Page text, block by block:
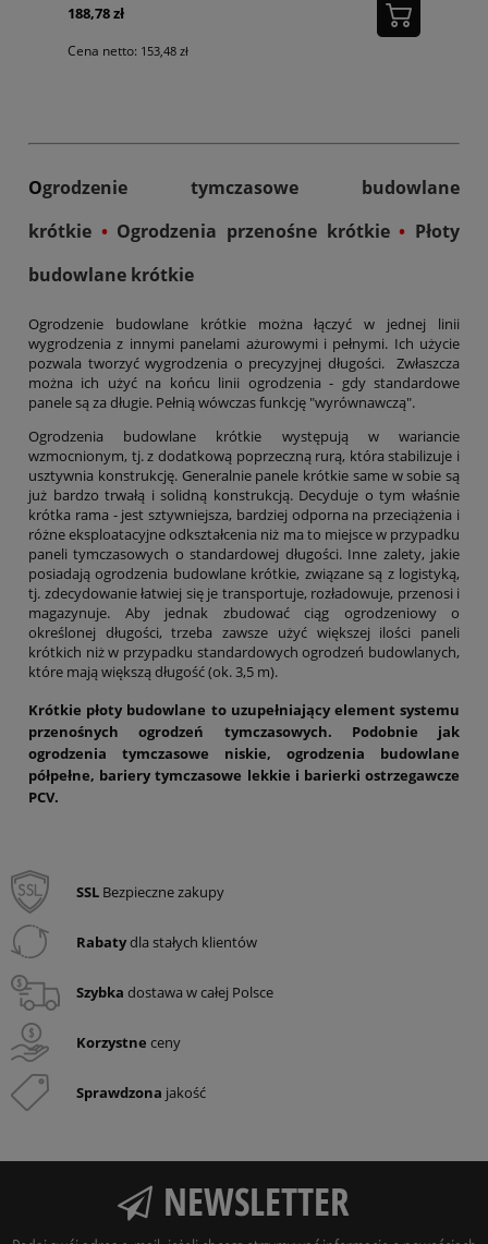
188,78 zł
Cena netto: 153,48 zł
Ogrodzenie tymczasowe budowlane
krótkie • Ogrodzenia przenośne krótkie• Płoty
budowlane krótkie
Ogrodzenie budowlane krótkie można łączyć w jednej linii
wygrodzenia z innymi panelami ażurowymi i pełnymi. Ich użycie
pozwala tworzyć wygrodzenia o precyzyjnej długości. Zwłaszcza
można ich użyć na końcu linii ogrodzenia - gdy standardowe
panele są za długie. Pełnią wówczas funkcję "wyrównawczą".
Ogrodzenia budowlane krótkie występują w wariancie
wzmocnionym, tj. z dodatkową poprzeczną rurą, która stabilizuje i
usztywnia konstrukcję. Generalnie panele krótkie same w sobie są
już bardzo trwałą i solidną konstrukcją. Decyduje o tym właśnie
krótka rama - jest sztywniejsza, bardziej odporna na przeciążenia i
różne eksploatacyjne odkształcenia niż ma to miejsce w przypadku
paneli tymczasowych o standardowej długości. Inne zalety, jakie
posiadają ogrodzenia budowlane krótkie, związane są z logistyką,
tj. zdecydowanie łatwiej się je transportuje, rozładowuje, przenosi i
magazynuje. Aby jednak zbudować ciąg ogrodzeniowy o
określonej długości, trzeba zawsze użyć większej ilości paneli
krótkich niż w przypadku standardowych ogrodzeń budowlanych,
które mają większą długość (ok. 3,5 m).
Krótkie płoty budowlane to uzupełniający element systemu
przenośnych ogrodzeń tymczasowych. Podobnie jak
ogrodzenia tymczasowe niskie, ogrodzenia budowlane
półpełne, bariery tymczasowe lekkie i barierki ostrzegawcze
PCV.
SSL Bezpieczne zakupy
Rabatydla stałych klientów
Szybka dostawa w całej Polsce
Korzystne ceny
Sprawdzona jakość
NEWSLETTER